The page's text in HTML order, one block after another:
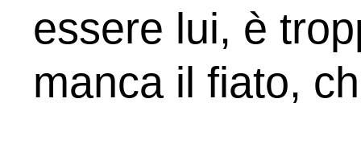
essere lui, è
manca il fiato,